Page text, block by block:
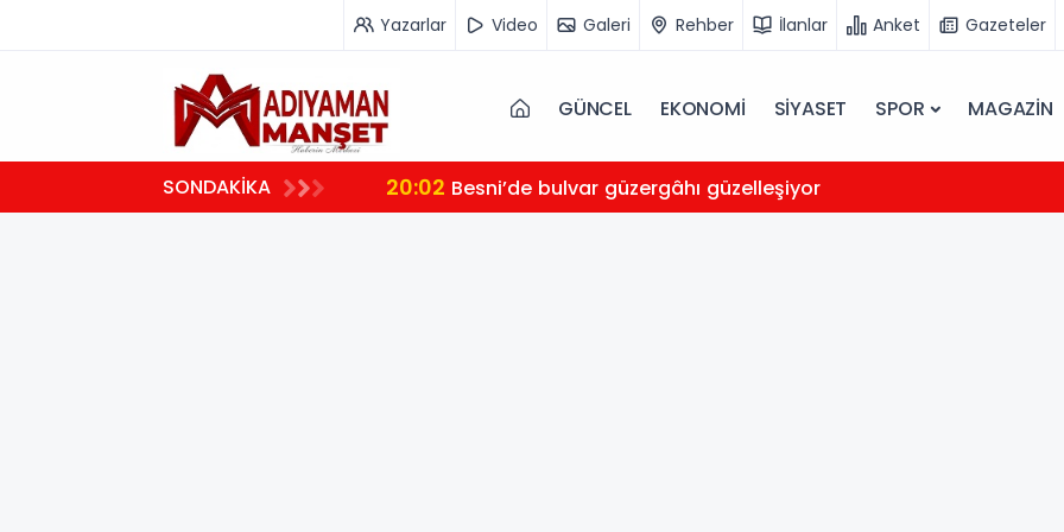
Yazarlar Video Galeri Rehber İlanlar Anket Gazeteler
GÜNCEL EKONOMİ SİYASET SPOR MAGAZİN
SONDAKİKA 20:02 Besni’de bulvar güzergâhı güzelleşiyor